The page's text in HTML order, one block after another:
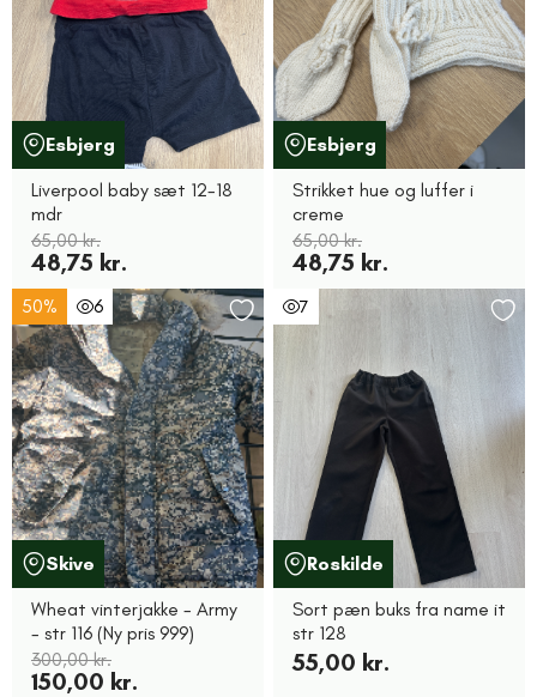
Esbjerg
Liverpool baby sæt 12-18
mdr
65,00 kr.
48,75 kr.
Esbjerg
Strikket hue og luffer i
creme
65,00 kr.
48,75 kr.
50% 6
Skive
Wheat vinterjakke - Army
- str 116 (Ny pris 999)
300,00 kr.
150,00 kr.
7
Roskilde
Sort pæn buks fra name it
str 128
55,00 kr.